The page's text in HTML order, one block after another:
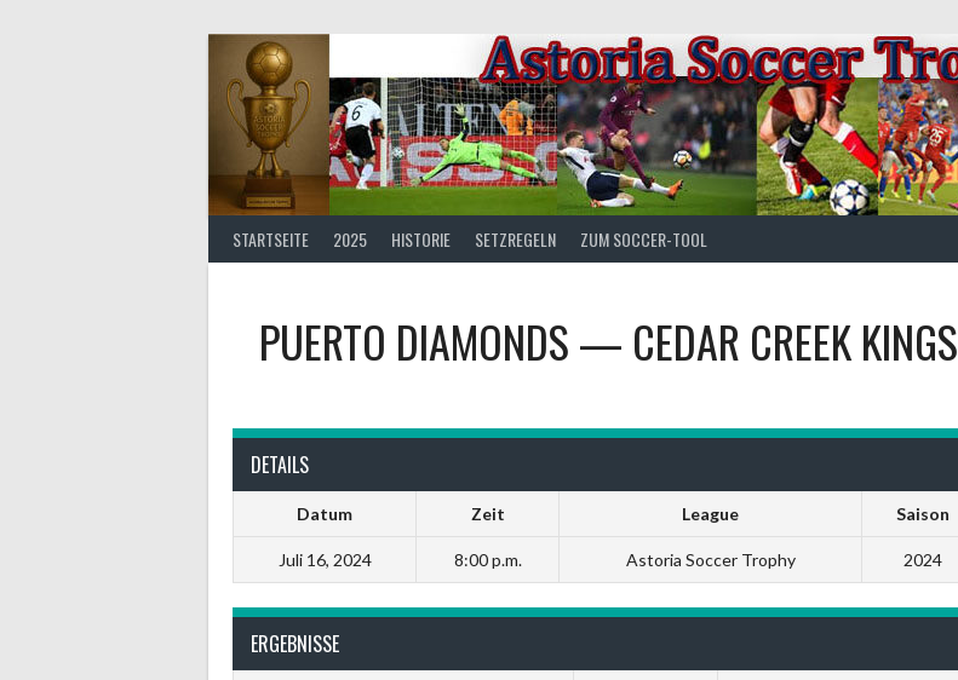
STARTSEITE 2025 HISTORIE SETZREGELN ZUM SOCCER-TOOL
PUERTO DIAMONDS— CEDAR CREEK KINGS
DETAILS
Datum Zeit League Saison
Juli 16, 2024 8:00 p.m. Astoria Soccer Trophy 2024
ERGEBNISSE